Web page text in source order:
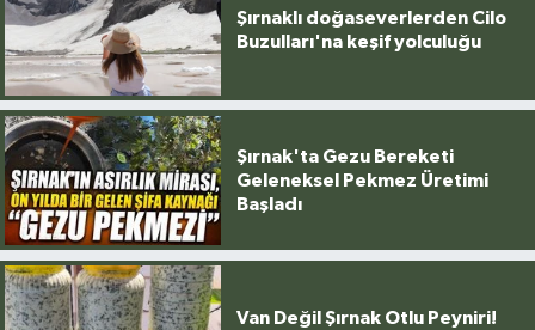
Şırnaklı doğaseverlerden Cilo
Buzulları'na keşif yolculuğu
Şırnak'ta Gezu Bereketi
Geleneksel Pekmez Üretimi
Başladı
Van Değil Şırnak Otlu Peyniri!